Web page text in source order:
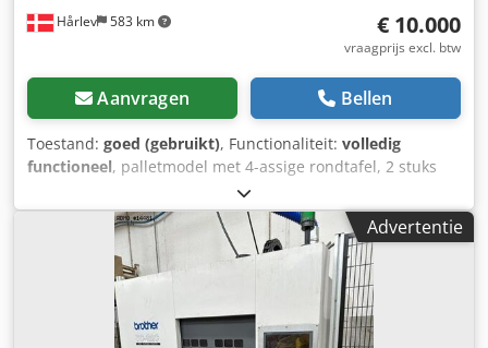
Hårlev 583 km € 10.000
vraagprijs excl. btw
Aanvragen Bellen
Toestand: goed (gebruikt), Functionaliteit: volledig
functioneel, palletmodel met 4-assige rondtafel, 2 stuks
bouwjaar 1998, gewicht 2350 kg X 350 mm Dkodpfx
Abszicllo Sjr Y 250 mm Z 350 mm 4e as
Gereedschapswisselaar met 26 posities Twin PalletAdvertentie